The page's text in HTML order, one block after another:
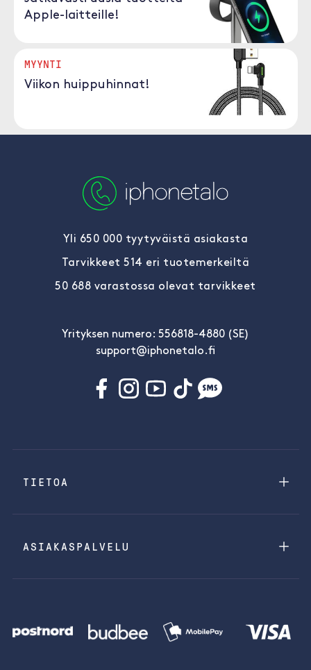
Apple-laitteille!
MYYNTI
Viikon huippuhinnat!
Yli 650 000 tyytyväistä asiakasta
Tarvikkeet 514 eri tuotemerkeiltä
50 688 varastossa olevat tarvikkeet
Yrityksen numero: 556818-4880 (SE)
support@iphonetalo.fi
TIETOA
ASIAKASPALVELU